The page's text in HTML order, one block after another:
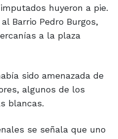
huyeron a pie.
Barrio Pedro Burgos,
a la plaza
sido amenazada de
algunos de los
blancas.
se señala que uno